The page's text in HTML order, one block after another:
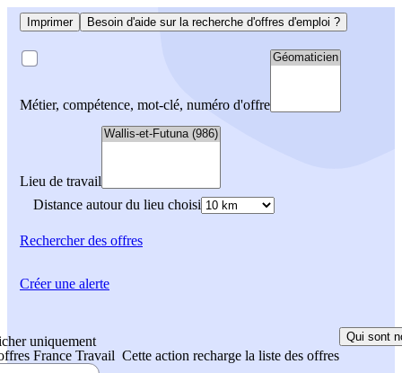
Imprimer Besoin d'aide sur la recherche d'offres d'emploi ?
Métier, compétence, mot-clé, numéro d'offre
Lieu de travail
Distance autour du lieu choisi
Rechercherdes offres
uniquement
France Travail Cette action recharge la liste des offres
Qui sont
Créer une alerte